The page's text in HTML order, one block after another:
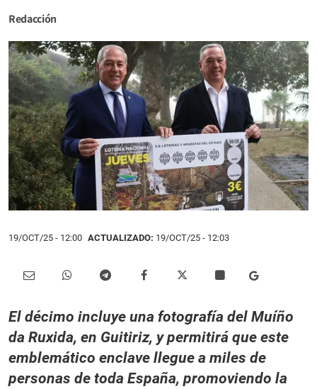
Redacción
19/OCT/25 - 12:00 ACTUALIZADO: 19/OCT/25 - 12:03
El décimo incluye una fotografía del Muíño
da Ruxida, en Guitiriz, y permitirá que este
emblemático enclave llegue a miles de
personas de toda España, promoviendo la